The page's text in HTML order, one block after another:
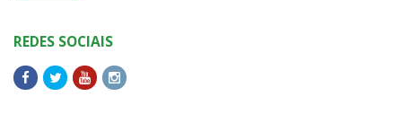
REDES SOCIAIS